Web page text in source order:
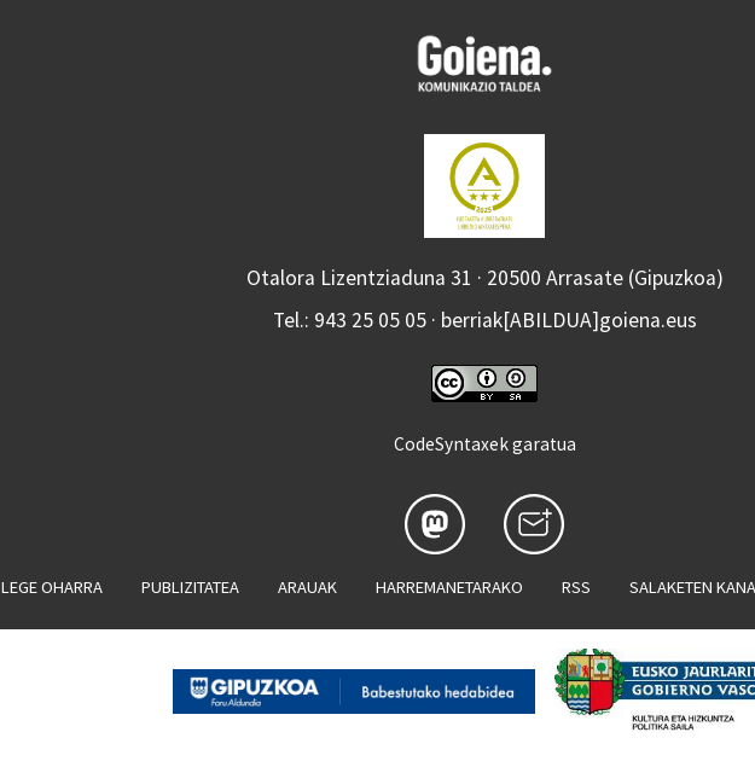
Otalora Lizentziaduna 31 · 20500 Arrasate (Gipuzkoa)
Tel.: 943 25 05 05 · berriak[ABILDUA]goiena.eus
CodeSyntaxek garatua
LEGE OHARRA PUBLIZITATEA ARAUAK HARREMANETARAKO RSS SALAKETEN